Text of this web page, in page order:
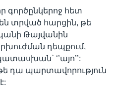
գործընկերոջ հետ
տրված հարցին, թե
Թայվանին
դեպքում,
‘’այո’’:
դա պարտավորություն